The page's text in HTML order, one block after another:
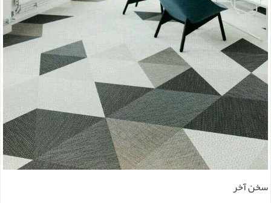
سخن آخر